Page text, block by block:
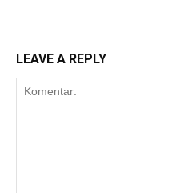
LEAVE A REPLY